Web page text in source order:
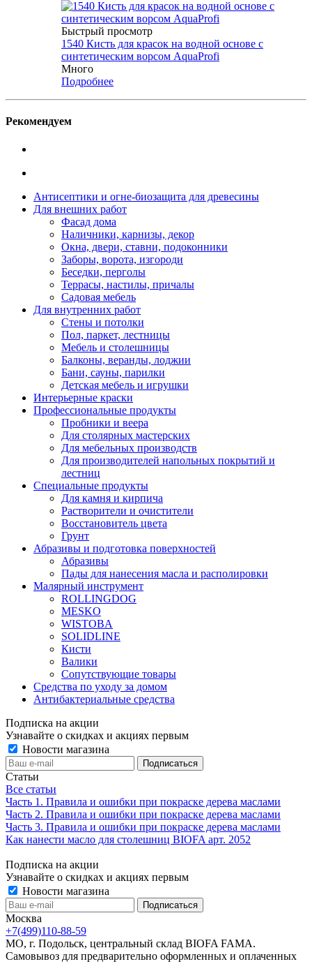
Быстрый просмотр
1540 Кисть для красок на водной основе с
синтетическим ворсом AquaProfi
Много
Подробнее
Рекомендуем
Антисептики и огне-биозащита для древесины
Для внешних работ
Фасад дома
Наличники, карнизы, декор
Окна, двери, ставни, подоконники
Заборы, ворота, изгороди
Беседки, перголы
Террасы, настилы, причалы
Садовая мебель
Для внутренних работ
Стены и потолки
Пол, паркет, лестницы
Мебель и столешницы
Балконы, веранды, лоджии
Бани, сауны, парилки
Детская мебель и игрушки
Интерьерные краски
Профессиональные продукты
Пробники и веера
Для столярных мастерских
Для мебельных производств
Для производителей напольных покрытий и
лестниц
Специальные продукты
Для камня и кирпича
Растворители и очистители
Восстановитель цвета
Грунт
Абразивы и подготовка поверхностей
Абразивы
Пады для нанесения масла и располировки
Малярный инструмент
ROLLINGDOG
MESKO
WISTOBA
SOLIDLINE
Кисти
Валики
Сопутствующие товары
Средства по уходу за домом
Антибактериальные средства
Подписка на акции
Узнавайте о скидках и акциях первым
Новости магазина
Статьи
Все статьи
Часть 1. Правила и ошибки при покраске дерева маслами
Часть 2. Правила и ошибки при покраске дерева маслами
Часть 3. Правила и ошибки при покраске дерева маслами
Как нанести масло для столешниц BIOFA арт. 2052
Подписка на акции
Узнавайте о скидках и акциях первым
Новости магазина
Москва
+7(499)110-88-59
МО, г. Подольск, центральный склад BIOFA FAMA.
Самовывоз для предварительно оформленных и оплаченных